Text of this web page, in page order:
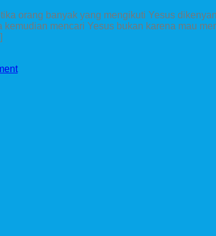
orang banyak yang mengikuti Yesus
mencari Yesus bukan karena mau